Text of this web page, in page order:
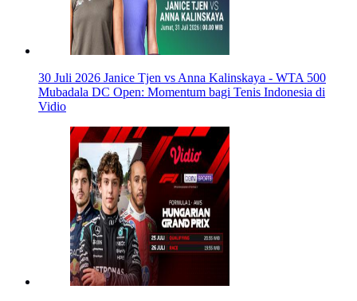
30 Juli 2026 Janice Tjen vs Anna Kalinskaya - WTA 500
Mubadala DC Open: Momentum bagi Tenis Indonesia di
Vidio